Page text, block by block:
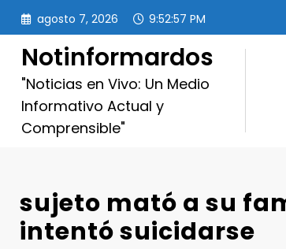
Saltar
contenido
agosto 7, 2026 9:52:58 PM
Notinformardos
"Noticias en Vivo: Un Medio
Informativo Actual y
Comprensible"
sujeto mató a su
intentó suicidarse